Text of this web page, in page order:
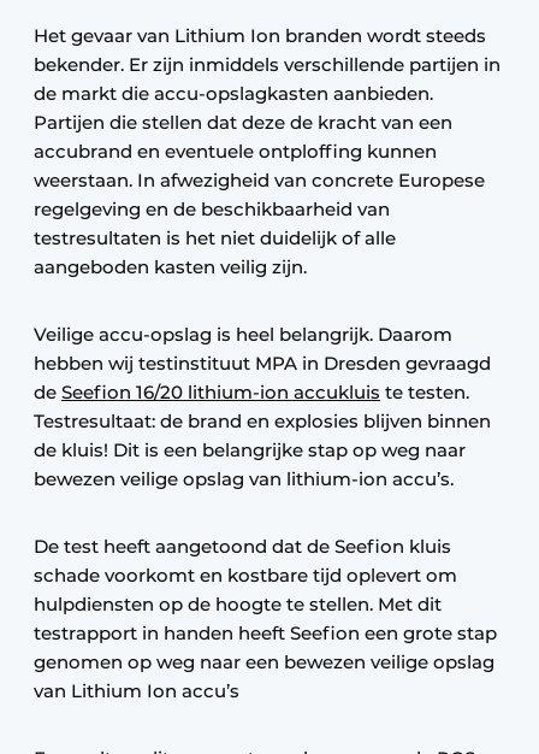
Het gevaar van Lithium Ion branden wordt steeds
bekender. Er zijn inmiddels verschillende partijen in
de markt die accu-opslagkasten aanbieden.
Partijen die stellen dat deze de kracht van een
accubrand en eventuele ontploffing kunnen
weerstaan. In afwezigheid van concrete Europese
regelgeving en de beschikbaarheid van
testresultaten is het niet duidelijk of alle
aangeboden kasten veilig zijn.
Veilige accu-opslag is heel belangrijk. Daarom
hebben wij testinstituut MPA in Dresden gevraagd
de Seefion 16/20 lithium-ion accukluis te testen.
Testresultaat: de brand en explosies blijven binnen
de kluis! Dit is een belangrijke stap op weg naar
bewezen veilige opslag van lithium-ion accu’s.
De test heeft aangetoond dat de Seefion kluis
schade voorkomt en kostbare tijd oplevert om
hulpdiensten op de hoogte te stellen. Met dit
testrapport in handen heeft Seefion een grote stap
genomen op weg naar een bewezen veilige opslag
van Lithium Ion accu’s